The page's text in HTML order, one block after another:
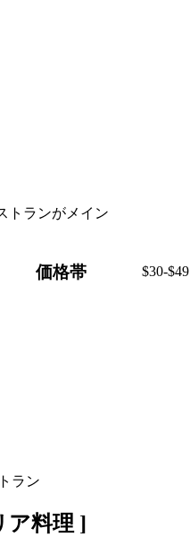
トランがメイン
価格帯 $30-$49
ラン
ア料理 ]